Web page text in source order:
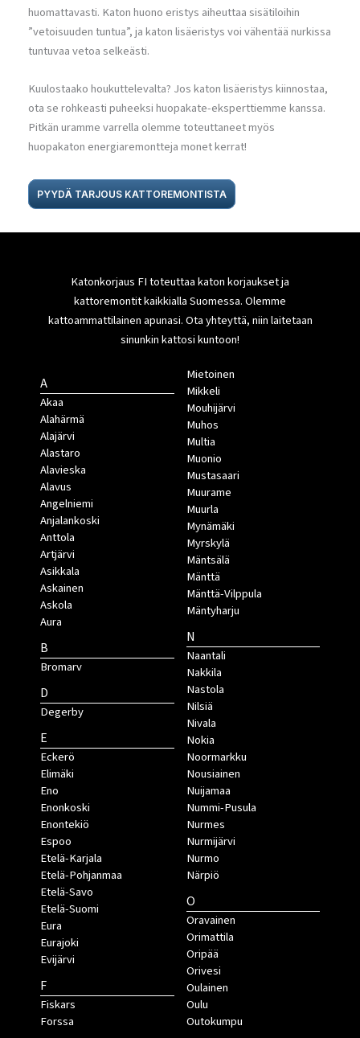
huomattavasti. Katon huono eristys aiheuttaa sisätiloihin
”vetoisuuden tuntua”, ja katon lisäeristys voi vähentää nurkissa
tuntuvaa vetoa selkeästi.
Kuulostaako houkuttelevalta? Jos katon lisäeristys kiinnostaa,
ota se rohkeasti puheeksi huopakate-eksperttiemme kanssa.
Pitkän uramme varrella olemme toteuttaneet myös
huopakaton energiaremontteja monet kerrat!
PYYDÄ TARJOUS KATTOREMONTISTA
Katonkorjaus FI toteuttaa katon korjaukset ja
kattoremontit kaikkialla Suomessa. Olemme
kattoammattilainen apunasi. Ota yhteyttä, niin laitetaan
sinunkin kattosi kuntoon!
A
Akaa
Alahärmä
Alajärvi
Alastaro
Alavieska
Alavus
Angelniemi
Anjalankoski
Anttola
Artjärvi
Asikkala
Askainen
Askola
Aura
B
Bromarv
D
Degerby
E
Eckerö
Elimäki
Eno
Enonkoski
Enontekiö
Espoo
Etelä-Karjala
Etelä-Pohjanmaa
Etelä-Savo
Etelä-Suomi
Eura
Eurajoki
Evijärvi
F
Fiskars
Forssa
Mietoinen
Mikkeli
Mouhijärvi
Muhos
Multia
Muonio
Mustasaari
Muurame
Muurla
Mynämäki
Myrskylä
Mäntsälä
Mänttä
Mänttä-Vilppula
Mäntyharju
N
Naantali
Nakkila
Nastola
Nilsiä
Nivala
Nokia
Noormarkku
Nousiainen
Nuijamaa
Nummi-Pusula
Nurmes
Nurmijärvi
Nurmo
Närpiö
O
Oravainen
Orimattila
Oripää
Orivesi
Oulainen
Oulu
Outokumpu